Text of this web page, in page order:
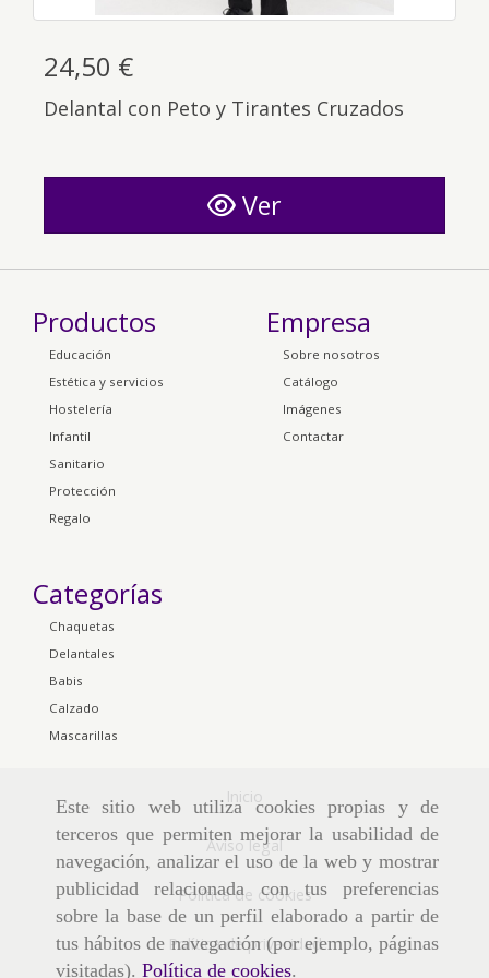
Este sitio web utiliza cookies propias y de
terceros que permiten mejorar la usabilidad de
navegación, analizar el uso de la web y mostrar
publicidad relacionada con tus preferencias
sobre la base de un perfil elaborado a partir de
tus hábitos de navegación (por ejemplo, páginas
visitadas). Política de cookies.
24,50 €
Delantal con Peto y Tirantes Cruzados
Ver
Productos
Educación
Estética y servicios
Hostelería
Infantil
Sanitario
Protección
Regalo
Empresa
Sobre nosotros
Catálogo
Imágenes
Contactar
Categorías
Chaquetas
Delantales
Babis
Calzado
Mascarillas
Inicio
Aviso legal
Política de cookies
Política de privacidad